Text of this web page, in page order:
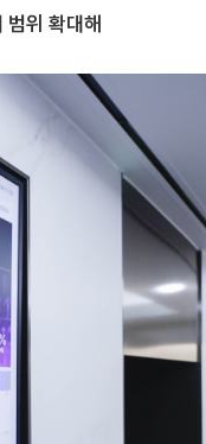
위 확대해